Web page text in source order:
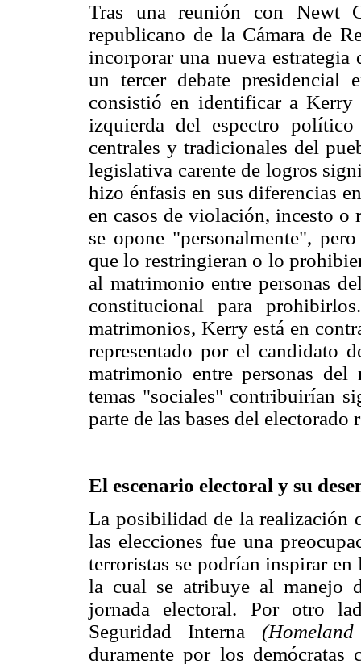
Tras una reunión con Newt
republicano de la Cámara de
incorporar una nueva
un tercer debate presidencial
consistió en identificar a
izquierda del espectro
centrales y tradicionales del
legislativa carente de logros
hizo énfasis en sus diferencias
en casos de violación, incesto o
se opone "personalmente",
que lo restringieran o lo
al matrimonio entre personas
constitucional para
matrimonios, Kerry está en
representado por el candidato
matrimonio entre personas
temas "sociales" contribuirían
parte de las bases del electorado
El escenario electoral y su
La posibilidad de la realización
las elecciones fue una
terroristas se podrían inspirar en
la cual se atribuye al manejo
jornada electoral. Por otro
Seguridad Interna
duramente por los